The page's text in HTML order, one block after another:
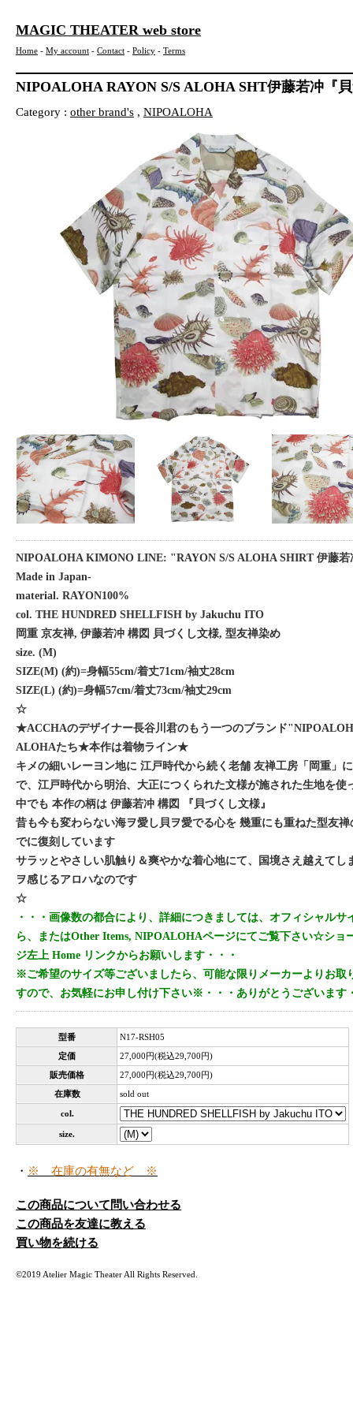
MAGIC THEATER web store
Home - My account - Contact - Policy - Terms
NIPOALOHA RAYON S/S ALOHA SHT伊藤若冲『
Category : other brand's , NIPOALOHA
NIPOALOHA KIMONO LINE: "RAYON S/S ALOHA SHIRT 伊藤
Made in Japan-
material. RAYON100%
col. THE HUNDRED SHELLFISH by Jakuchu ITO
岡重 京友禅, 伊藤若冲 構図 貝づくし文様, 型友禅染め
size. (M)
SIZE(M) (約)=身幅55cm/着丈71cm/袖丈28cm
SIZE(L) (約)=身幅57cm/着丈73cm/袖丈29cm
☆
★ACCHAのデザイナー長谷川君のもう一つのブランド
ALOHAたち★本作は着物ライン★
キメの細いレーヨン地に 江戸時代から続く老舗 友禅工房「岡重」
で、江戸時代から明治、大正につくられた文様が施された生地を使
中でも 本作の柄は 伊藤若冲 構図 『貝づくし文様』
昔も今も変わらない海ヲ愛し貝ヲ愛でる心を 幾重にも重ねた型友
でに復刻しています
サラッとやさしい肌触り＆爽やかな着心地にて、国境さえ越えてし
ヲ感じるアロハなのです
☆
・・・画像数の都合により、詳細につきましては、オフィシャルサ
ら、またはOther Items, NIPOALOHAページにてご覧下さい☆ショ
ジ左上 Home リンクからお願いします・・・
※ご希望のサイズ等ございましたら、可能な限りメーカーよりお取
すので、お気軽にお申し付け下さい※・・・ありがとうございま
型番
N17-RSH05
定価
27,000円(税込29,700円)
販売価格
27,000円(税込29,700円)
在庫数
sold out
col.
size.
・ ※ 在庫の有無など ※
この商品について問い合わせる
この商品を友達に教える
買い物を続ける
©2019 Atelier Magic Theater All Rights Reserved.